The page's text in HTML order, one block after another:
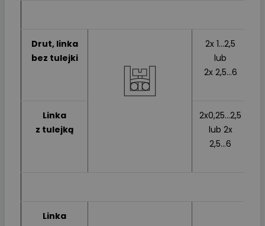
Drut, linka
bez tulejki
2x 1...2,5
lub
2x 2,5...6
Linka
z tulejką
2x0,25...2,5
lub 2x
2,5...6
Linka